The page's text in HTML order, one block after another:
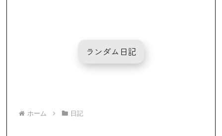
ランダム日記
ホーム 日記